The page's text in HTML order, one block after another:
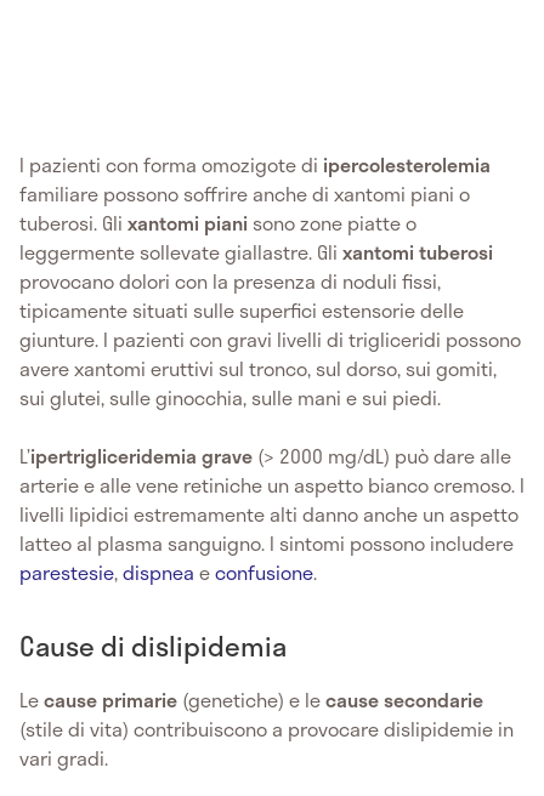
I pazienti con forma omozigote di ipercolesterolemia
familiare possono soffrire anche di xantomi piani o
tuberosi. Gli xantomi piani sono zone piatte o
leggermente sollevate giallastre. Gli xantomituberosi
provocano dolori con la presenza di noduli fissi,
tipicamente situati sulle superfici estensorie delle
giunture. I pazienti con gravi livelli di trigliceridi possono
avere xantomi eruttivi sul tronco, sul dorso, sui gomiti,
sui glutei, sulle ginocchia, sulle mani e sui piedi.
L’ipertrigliceridemia grave (> 2000 mg/dL) può dare alle
arterie e alle vene retiniche un aspetto bianco cremoso. I
livelli lipidici estremamente alti danno anche un aspetto
latteo al plasma sanguigno. I sintomi possono includere
parestesie,dispnea econfusione.
Cause di dislipidemia
Lecause primarie (genetiche) e lecause secondarie
(stile di vita) contribuiscono a provocare dislipidemie in
vari gradi.